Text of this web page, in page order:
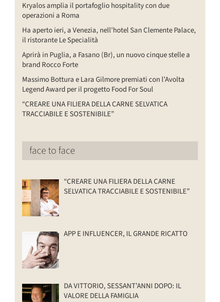
Kryalos amplia il portafoglio hospitality con due
operazioni a Roma
Ha aperto ieri, a Venezia, nell’hotel San Clemente Palace,
il ristorante Le Specialità
Aprirà in Puglia, a Fasano (Br), un nuovo cinque stelle a
brand Rocco Forte
Massimo Bottura e Lara Gilmore premiati con l’Avolta
Legend Award per il progetto Food For Soul
“CREARE UNA FILIERA DELLA CARNE SELVATICA
TRACCIABILE E SOSTENIBILE”
face to face
“CREARE UNA FILIERA DELLA CARNE
SELVATICA TRACCIABILE E SOSTENIBILE”
APP E INFLUENCER, IL GRANDE RICATTO
DA VITTORIO, SESSANT’ANNI DOPO: IL
VALORE DELLA FAMIGLIA